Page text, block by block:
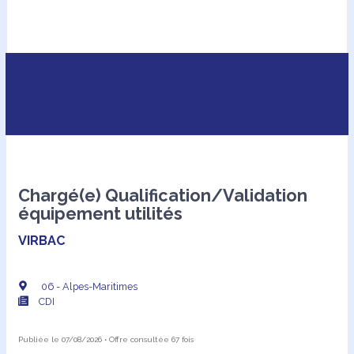
Pourquoi nous rejoindre ?
Chargé(e) Qualification/Validation
équipement utilités
VIRBAC
06 - Alpes-Maritimes
CDI
Publiée le 07/08/2026 • Offre consultée 67 fois